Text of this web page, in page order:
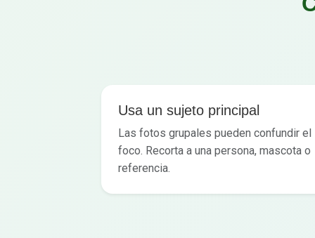
Usa un sujeto principal
Las fotos grupales pueden confundir el
foco. Recorta a una persona, mascota o
referencia.